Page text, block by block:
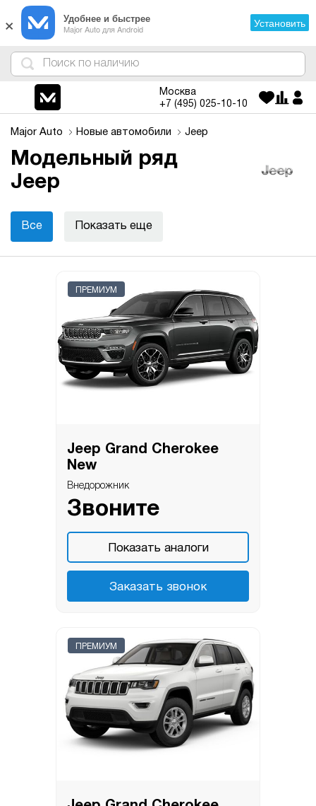
4
1
3
2
Москва
+7 (495) 025-10-10
Major Auto Новые автомобили Jeep
Модельный ряд
Jeep
Все Показать еще
ПРЕМИУМ
Jeep Grand Cherokee
New
Внедорожник
Звоните
Показать аналоги
Заказать звонок
ПРЕМИУМ
× Удобнее и быстрее
Major Auto для Android Установить